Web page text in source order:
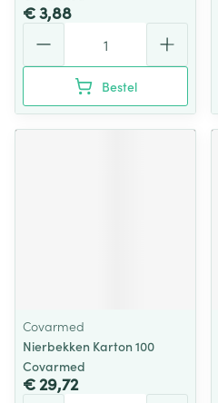
€ 3,88
Bestel
Covarmed
Nierbekken Karton 100
Covarmed
€ 29,72